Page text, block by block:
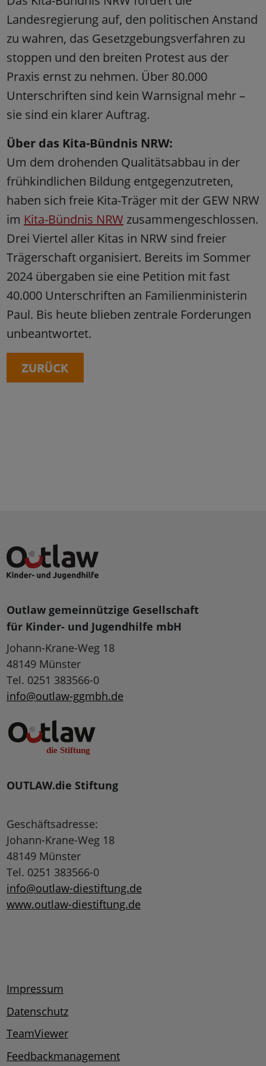
Landesregierung auf, den politischen Anstand
zu wahren, das Gesetzgebungsverfahren zu
stoppen und den breiten Protest aus der
Praxis ernst zu nehmen. Über 80.000
Unterschriften sind kein Warnsignal mehr –
sie sind ein klarer Auftrag.
Über das Kita-Bündnis NRW:
Um dem drohenden Qualitätsabbau in der
frühkindlichen Bildung entgegenzutreten,
haben sich freie Kita-Träger mit der GEW NRW
im Kita-Bündnis NRW zusammengeschlossen.
Drei Viertel aller Kitas in NRW sind freier
Trägerschaft organisiert. Bereits im Sommer
2024 übergaben sie eine Petition mit fast
40.000 Unterschriften an Familienministerin
Paul. Bis heute blieben zentrale Forderungen
unbeantwortet.
ZURÜCK
Outlaw gemeinnützige Gesellschaft
für Kinder- und Jugendhilfe mbH
Johann-Krane-Weg 18
48149 Münster
Tel. 0251 383566-0
info@outlaw-ggmbh.de
OUTLAW.die Stiftung
Geschäftsadresse:
Johann-Krane-Weg 18
48149 Münster
Tel. 0251 383566-0
info@outlaw-diestiftung.de
www.outlaw-diestiftung.de
Impressum
Datenschutz
TeamViewer
Feedbackmanagement